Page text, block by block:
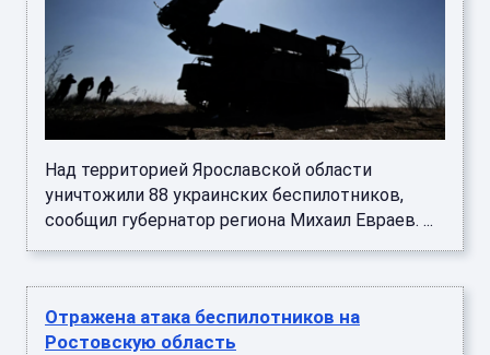
Над территорией Ярославской области
уничтожили 88 украинских беспилотников,
сообщил губернатор региона Михаил Евраев. ...
Отражена атака беспилотников на
Ростовскую область